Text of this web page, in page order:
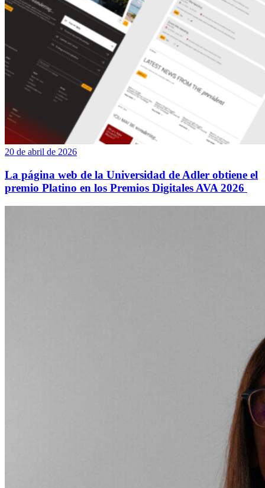
20 de abril de 2026
La página web de la Universidad de Adler obtiene el
premio Platino en los Premios Digitales AVA 2026